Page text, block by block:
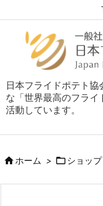
日本フライドポテト協
な「世界最高のフラ
活動しています。
ホーム > ショップ